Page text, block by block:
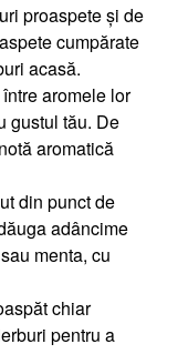
proaspete și de
cumpărate
acasă.
aromele lor
gustul tău. De
aromatică
din punct de
adâncime
menta, cu
chiar
pentru a